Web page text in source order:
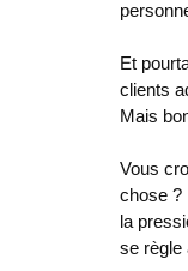
Et
clients
Mais
Vous
chose ?
la
se règle